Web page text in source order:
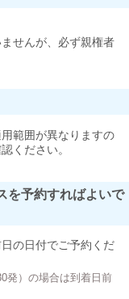
せんが、必ず親権者
範囲が異なりますの
ください。
を予約すればよいで
の日付でご予約くだ
発）の場合は到着日前